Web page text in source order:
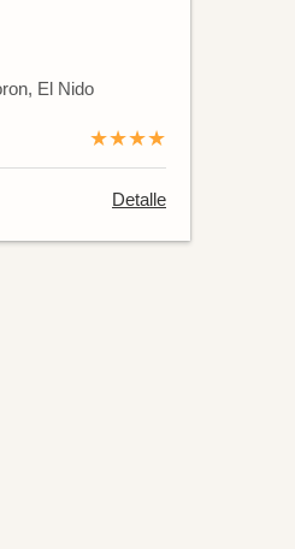
El Nido
★★★★
Detalle